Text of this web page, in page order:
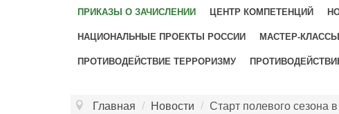
ПРИКАЗЫ О ЗАЧИСЛЕНИИ ЦЕНТР КОМПЕТЕНЦИЙ
НАЦИОНАЛЬНЫЕ ПРОЕКТЫ РОССИИ МАСТЕР-КЛАССЫ
ПРОТИВОДЕЙСТВИЕ ТЕРРОРИЗМУ
Главная / Новости / Старт полевого сезона